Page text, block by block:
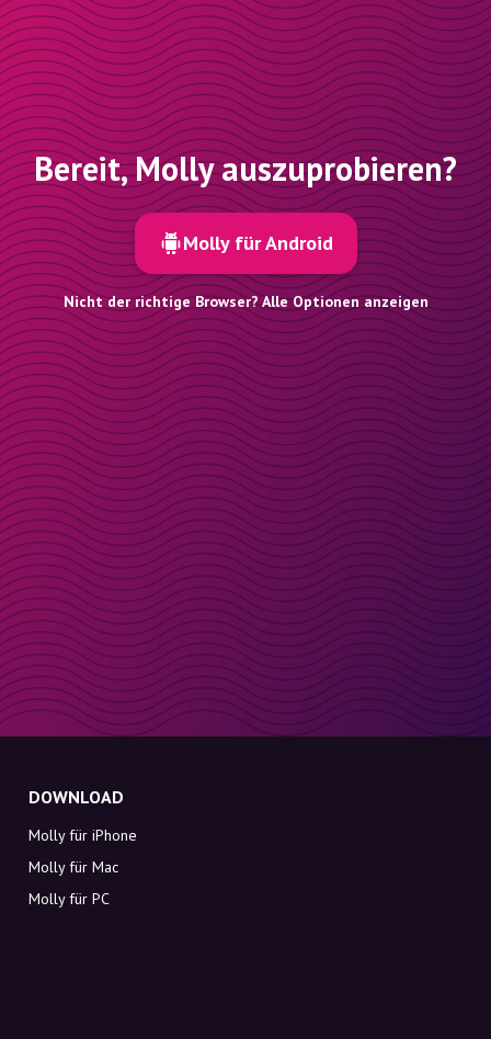
Bereit, Molly auszuprobieren?
Molly für Android
Nicht der richtige Browser? Alle Optionen anzeigen
DOWNLOAD
Molly für iPhone
Molly für Mac
Molly für PC